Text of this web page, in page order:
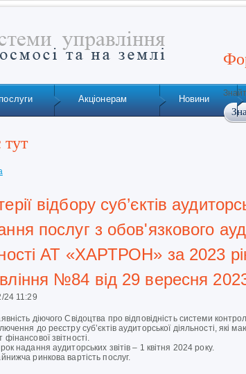
Акціонерам Новини
відбору суб’єктів
послуг з обов'язкового
АТ «ХАРТРОН» за 2023
№84 від 29 вересня
24 11:29
діючого Свідоцтва про відповідність системи
до реєстру суб’єктів аудиторської діяльності, які
фінансової звітності.
надання аудиторських звітів – 1 квітня 2024 року.
ринкова вартість послуг.